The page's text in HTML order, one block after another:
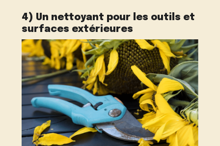
4) Un nettoyant pour les outils et
surfaces extérieures